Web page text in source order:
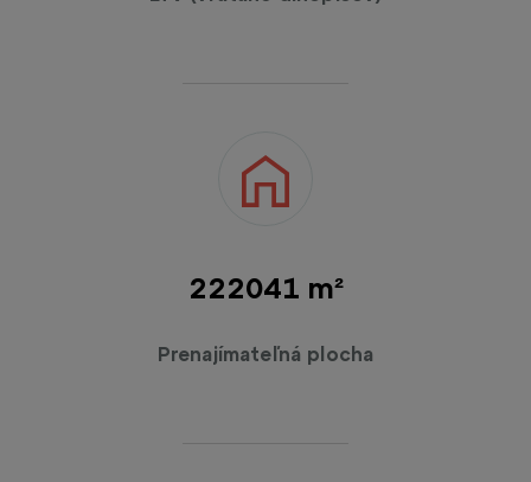
223600 m²
Prenajímateľná plocha